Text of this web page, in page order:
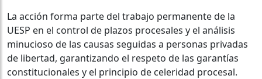
La acción forma parte del trabajo permanente de la
UESP en el control de plazos procesales y el análisis
minucioso de las causas seguidas a personas privadas
de libertad, garantizando el respeto de las garantías
constitucionales y el principio de celeridad procesal.